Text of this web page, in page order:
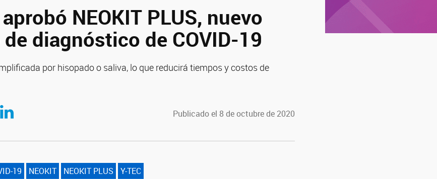
NEOKIT PLUS, nuevo
diagnóstico de COVID-19
por hisopado o saliva, lo que reducirá tiempos y costos de
Twitter
Compartir en LinkedIn Publicado el 8 de octubre de 2020
19 NEOKIT NEOKIT PLUS Y-TEC